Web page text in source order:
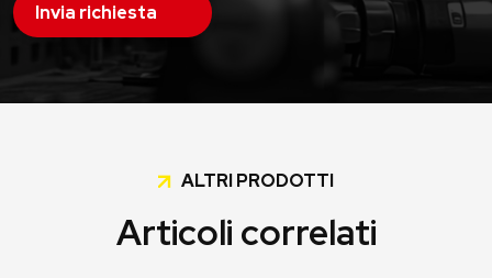
Invia richiesta
ALTRI PRODOTTI
Articoli correlati